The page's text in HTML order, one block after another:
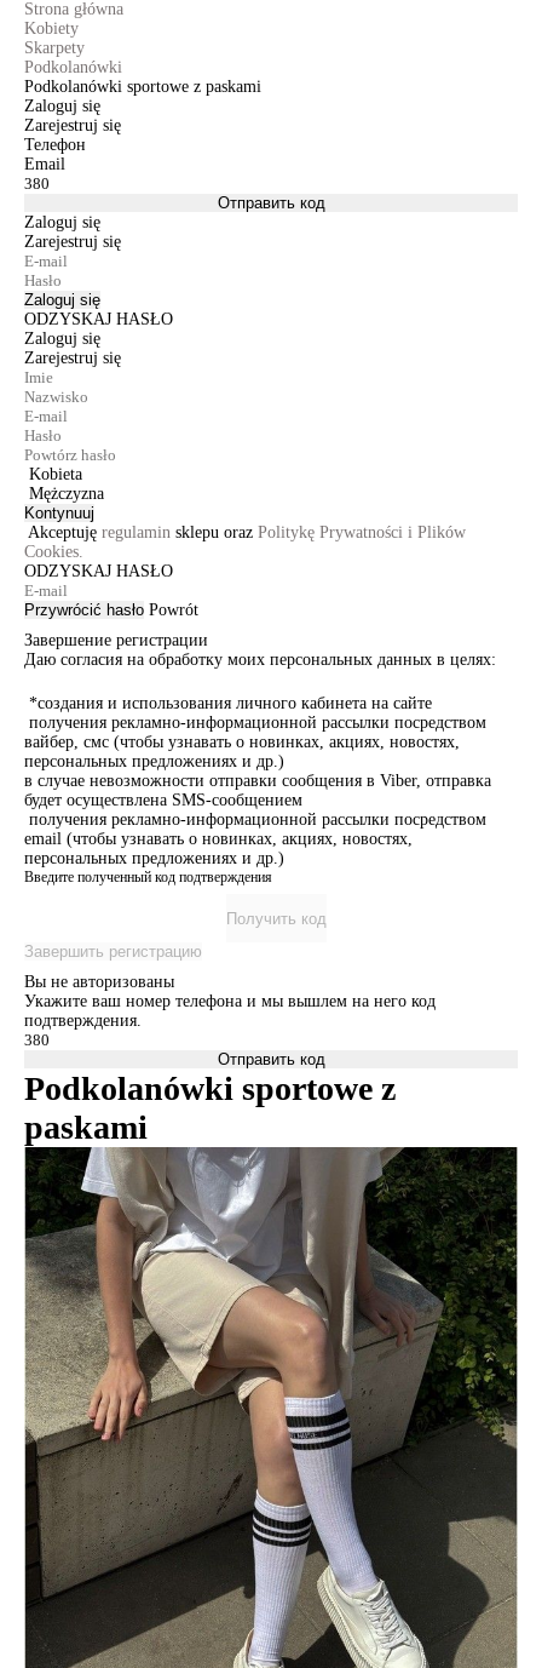
Strona główna
Kobiety
Skarpety
Podkolanówki
Podkolanówki sportowe z paskami
Zaloguj się
Zarejestruj się
Телефон
Email
Отправить код
Zaloguj się
Zarejestruj się
Zaloguj się
ODZYSKAJ HASŁO
Zaloguj się
Zarejestruj się
Kobieta
Mężczyzna
Kontynuuj
Akceptuję regulamin sklepu oraz Politykę Prywatności i Plików
Cookies.
ODZYSKAJ HASŁO
Przywrócić hasło Powrót
Завершение регистрации
Даю согласия на обработку моих персональных данных в целях:
*создания и использования личного кабинета на сайте
получения рекламно-информационной рассылки посредством
вайбер, смс (чтобы узнавать о новинках, акциях, новостях,
персональных предложениях и др.)
в случае невозможности отправки сообщения в Viber, отправка
будет осуществлена SMS-сообщением
получения рекламно-информационной рассылки посредством
email (чтобы узнавать о новинках, акциях, новостях,
персональных предложениях и др.)
Введите полученный код подтверждения
Получить код
Завершить регистрацию
Вы не авторизованы
Укажите ваш номер телефона и мы вышлем на него код
подтверждения.
Отправить код
Podkolanówki sportowe z
paskami